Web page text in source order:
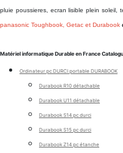
pluie poussieres, ecran lisible plein soleil,
panasonic Toughbook, Getac et Durabook
Matériel informatique Durable en France
Ordinateur pc DURCI portable DURABOOK
Durabook R10 détachable
Durabook U11 détachable
Durabook S14 pc durci
Durabook S15 pc durci
Durabook Z14 pc étanche